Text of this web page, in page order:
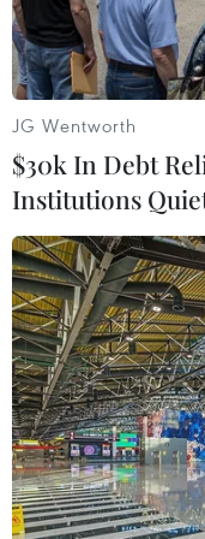
Thu hoạch lúa mỳ tại
Theo hãng tin
và Công lý (PiS)
ngày 15/4 thông
quyết định cấm
phẩm khác từ
JG Wentworth
$30k In Debt
Institutions